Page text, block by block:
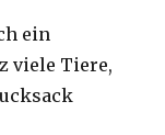
ein
viele Tiere,